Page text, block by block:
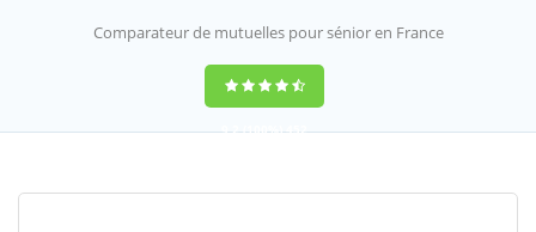
Comparateur de mutuelles pour sénior en France
9,2(100%)452